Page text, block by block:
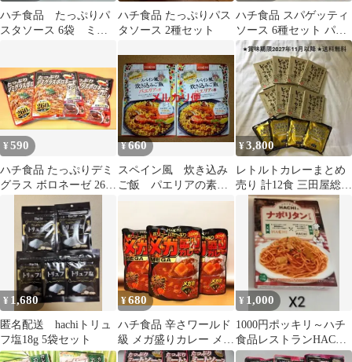
ハチ食品 たっぷりパ
スタソース 6袋 ミー
ハチ食品 たっぷりパス
タソース 2種セット
ハチ食品 スパゲッティ
ソース 6種セット パス
タソース 組み合わせ変
更可能 ①
¥590
ハチ食品 たっぷりデミ
グラス ボロネーゼ 260g
¥660
スペイン風 炊き込み
ご飯 パエリアの素
ハチ食品
¥3,800
レトルトカレーまとめ
売り 計12食 三田屋総本
家 ハチ食品 ビーフカレ
ー 非常食
¥ 1,680
匿名配送 hachiトリュ
フ塩18g 5袋セット
¥680
ハチ食品 辛さワールド
級 メガ盛りカレー メガ
辛 300g×3袋
¥ 1,000
1000円ポッキリ～ハチ
食品レストランHACHI
のナポリタンソースX2